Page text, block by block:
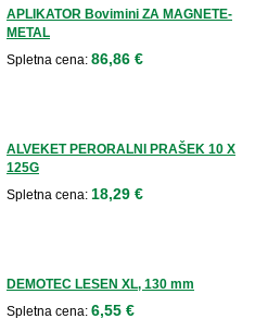
APLIKATOR Bovimini ZA MAGNETE-
METAL
Spletna cena: 86,86 €
ALVEKET PERORALNI PRAŠEK 10 X
125G
Spletna cena: 18,29 €
DEMOTEC LESEN XL, 130 mm
Spletna cena: 6,55 €